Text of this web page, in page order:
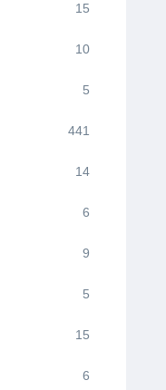
15
10
5
441
14
6
9
5
15
6